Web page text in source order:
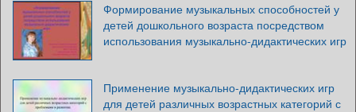
Формирование музыкальных способностей у
детей дошкольного возраста посредством
использования музыкально-дидактических игр
Применение музыкально-дидактических игр
для детей различных возрастных категорий с